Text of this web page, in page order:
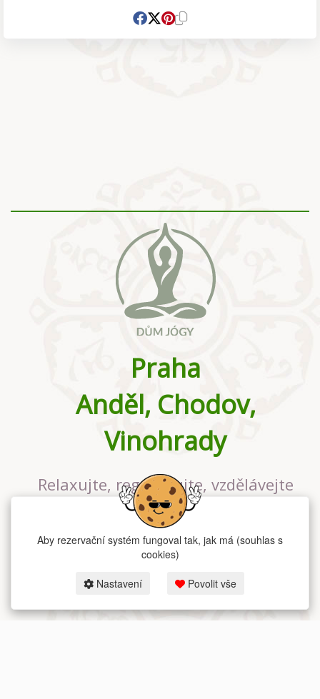
Praha
Anděl, Chodov,
Vinohrady
Relaxujte, regenerujte, vzdělávejte
se v největším jógovém studiu v
Praze
Aby rezervační systém fungoval tak, jak má (souhlas s
cookies)
Nastavení Povolit vše